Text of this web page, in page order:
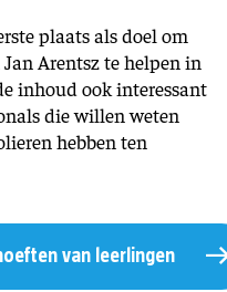
plaats als doel om
Arentsz te helpen in
inhoud ook interessant
die willen weten
hebben ten
van leerlingen